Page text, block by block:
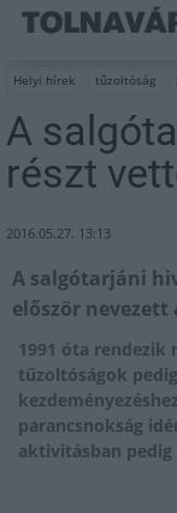
Helyi hírek tűzoltóság
A
részt
2016.05.27. 13:13
A salgótarjáni
először nevezett
1991 óta rendezik
tűzoltóságok
parancsnokság
aktivitásban